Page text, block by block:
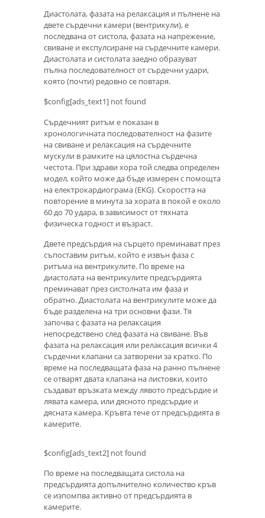
Диастолата, фазата на релаксация и пълнене на
двете сърдечни камери (вентрикули), е
последвана от систола, фазата на напрежение,
свиване и експулсиране на сърдечните камери.
Диастолата и систолата заедно образуват
пълна последователност от сърдечни удари,
която (почти) редовно се повтаря.
$config[ads_text1] not found
Сърдечният ритъм е показан в
хронологичната последователност на фазите
на свиване и релаксация на сърдечните
мускули в рамките на цялостна сърдечна
честота. При здрави хора той следва определен
модел, който може да бъде измерен с помощта
на електрокардиограма (EKG). Скоростта на
повторение в минута за хората в покой е около
60 до 70 удара, в зависимост от тяхната
физическа годност и възраст.
Двете предсърдия на сърцето преминават през
съпоставим ритъм, който е извън фаза с
ритъма на вентрикулите. По време на
диастолата на вентрикулите предсърдията
преминават през систолната им фаза и
обратно. Диастолата на вентрикулите може да
бъде разделена на три основни фази. Тя
започва с фазата на релаксация
непосредствено след фазата на свиване. Във
фазата на релаксация или релаксация всички 4
сърдечни клапани са затворени за кратко. По
време на последващата фаза на ранно пълнене
се отварят двата клапана на листовки, които
създават връзката между лявото предсърдие и
лявата камера, или дясното предсърдие и
дясната камера. Кръвта тече от предсърдията в
камерите.
$config[ads_text2] not found
По време на последващата систола на
предсърдията допълнително количество кръв
се изпомпва активно от предсърдията в
камерите.